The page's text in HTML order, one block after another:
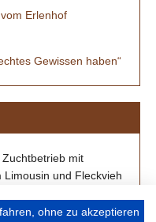
Erlenhof
Gewissen haben“
mit
und Fleckvieh
ohne zu akzeptieren